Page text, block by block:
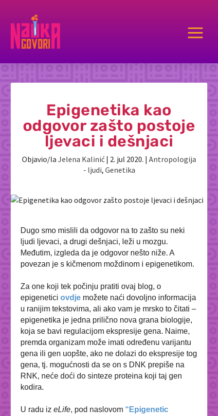
a
Epigenetika kao
odgovor zašto postoje
ljevaci i dešnjaci
Objavio/la Jelena Kalinić | 2. jul 2020. | Antropologija
- ljudi, Genetika
Dugo smo mislili da odgovor na to zašto su neki
ljudi ljevaci, a drugi dešnjaci, leži u mozgu.
Međutim, izgleda da je odgovor nešto niže. A
povezan je s kičmenom moždinom i epigenetikom.
Za one koji tek počinju pratiti ovaj blog, o
epigeneticiovdje možete naći dovoljno informacija
u ranijim tekstovima, ali ako vam je mrsko to čitati –
epigenetika je jedna prilično nova grana biologije,
koja se bavi regulacijom ekspresije gena. Naime,
premda organizam može imati određenu varijantu
gena ili gen uopšte, ako ne dolazi do ekspresije tog
gena, tj. mogućnosti da se on s DNK prepiše na
RNK, neće doći do sinteze proteina koji taj gen
kodira.
U radu izeLife, pod naslovom “ Epigenetic